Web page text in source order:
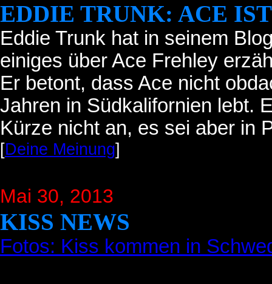
EDDIE TRUNK: ACE
Eddie Trunk hat in seinem
einiges über Ace Frehley
Er betont, dass Ace nicht
Jahren in Südkalifornien lebt.
Kürze nicht an, es sei aber in
[Deine Meinung]
Mai 30, 2013
KISS NEWS
Fotos: Kiss kommen in